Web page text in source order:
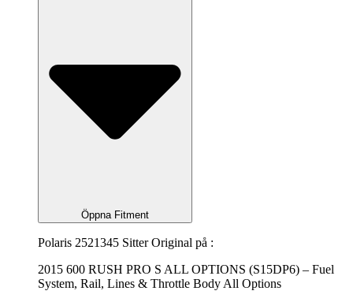
Öppna Fitment
Polaris 2521345 Sitter Original på :
2015 600 RUSH PRO S ALL OPTIONS (S15DP6) – Fuel
System, Rail, Lines & Throttle Body All Options